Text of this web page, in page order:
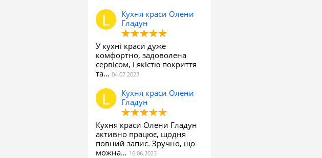
Кухня краси Олени
Гладун
У кухні краси дуже
комфортно, задоволена
сервісом, і якістю покриття
та…
Кухня краси Олени
Гладун
Кухня краси Олени Гладун
активно працює, щодня
повний запис. Зручно, що
можна…